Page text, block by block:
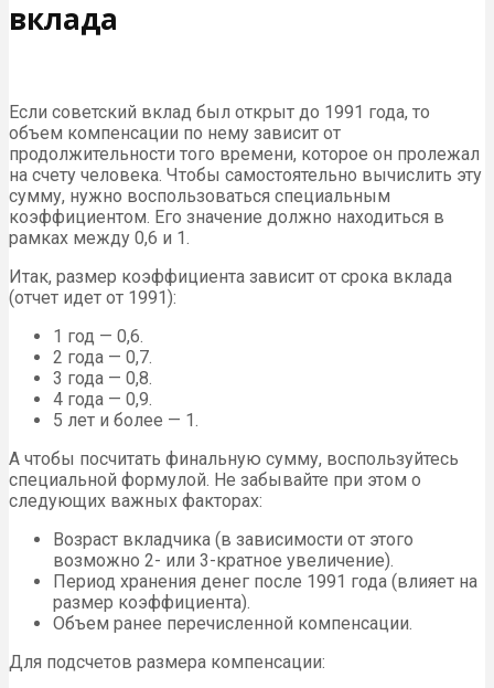
вклада
Если советский вклад был открыт до 1991 года, то
объем компенсации по нему зависит от
продолжительности того времени, которое он пролежал
на счету человека. Чтобы самостоятельно вычислить эту
сумму, нужно воспользоваться специальным
коэффициентом. Его значение должно находиться в
рамках между 0,6 и 1.
Итак, размер коэффициента зависит от срока вклада
(отчет идет от 1991):
1 год — 0,6.
2 года — 0,7.
3 года — 0,8.
4 года — 0,9.
5 лет и более — 1.
А чтобы посчитать финальную сумму, воспользуйтесь
специальной формулой. Не забывайте при этом о
следующих важных факторах:
Возраст вкладчика (в зависимости от этого
возможно 2- или 3-кратное увеличение).
Период хранения денег после 1991 года (влияет на
размер коэффициента).
Объем ранее перечисленной компенсации.
Для подсчетов размера компенсации: